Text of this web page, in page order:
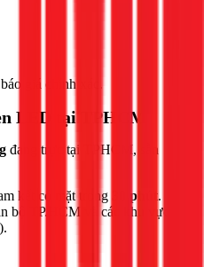
giá chính xác.
LED tại TPHCM
đang trực tại TPHCM, sẵn
kết có mặt trong 30 phút.
bộ TP.HCM và các khu vực